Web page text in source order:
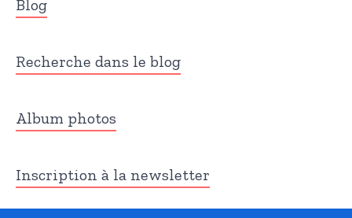
Blog
Recherche dans le blog
Album photos
Inscription à la newsletter